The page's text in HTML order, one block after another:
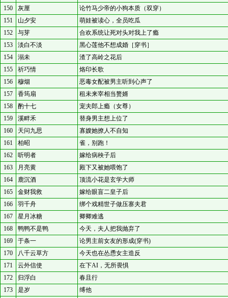
150
灰厘
论竹马少帝的小狗本质（双穿）
151
山夕安
萌娃被读心，全员吃瓜
152
与芽
合欢系统让死对头对我上了瘾
153
淡白不淡
黑心莲他不想成婚［穿书］
154
溺未
渣了高岭之花后
155
祈巧情
烙印长歌
156
穆烟
恶毒女配被男主听到心声了
157
香筠扇
租未来宰相当赘婿
158
酌十七
宠夫郎上瘾（女尊）
159
溪畔禾
替身男主想上位了
160
天问九思
寡嫂她撩人不自知
161
柏昭
雀，别跑！
162
听明者
嫁给病秧子后
163
月亮黄
殿下又被她喂饱了
164
鹿沉酒
顶流小花是玄学大师
165
金财我救
嫁给眼盲二皇子后
166
羽千舟
绑个戏精世子做压寨夫君
167
星月冰糖
卿卿难逃
168
鸭鸭不是鸭
今天，夫人把我抛弃了
169
于条一
论男主前女友的形成(穿书)
170
八千云草方
今天也在怂恿女主造反
171
云外信使
在下AI，无所畏惧
172
归浮白
春且行
173
是岁
缚他